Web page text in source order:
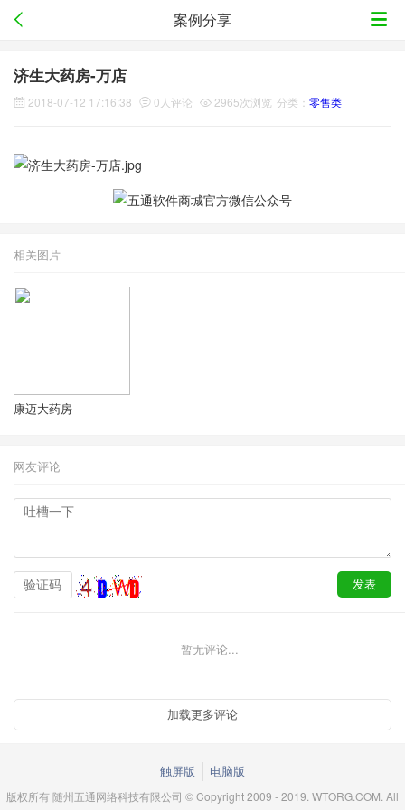
案例分享
济生大药房-万店
2018-07-12 17:16:38 0人评论 2965次浏览 分类： 零售类
相关图片
康迈大药房
网友评论
暂无评论...
触屏版 电脑版
版权所有 随州五通网络科技有限公司 © Copyright 2009 - 2019. WTORG.COM. All